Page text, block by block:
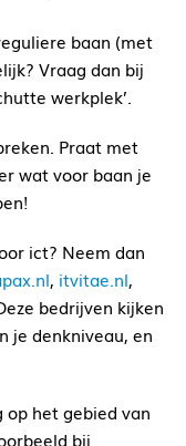
baan (met
Vraag dan bij
werkplek’.
Praat met
wat voor baan je
ict? Neem dan
, itvitae.nl,
bedrijven kijken
je denkniveau, en
het gebied van
bij